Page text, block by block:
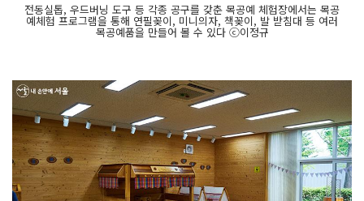
전동실톱, 우드버닝 도구 등 각종 공구를 갖춘 목공예 체험장에서는 목공
예체험 프로그램을 통해 연필꽂이, 미니의자, 책꽂이, 발 받침대 등 여러
목공예품을 만들어 볼 수 있다 ⓒ이정규